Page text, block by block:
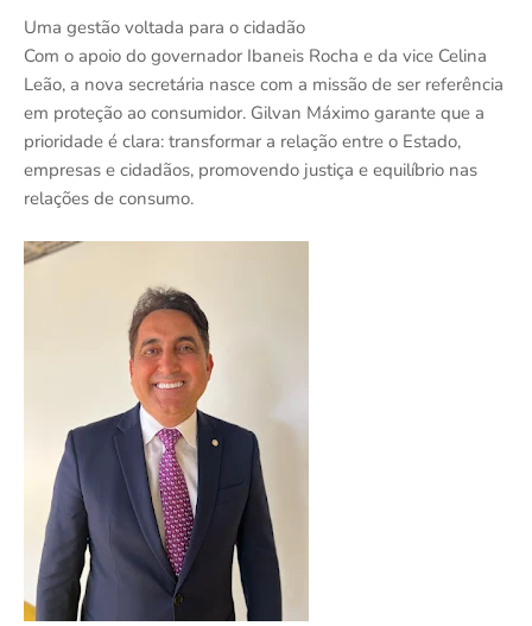
Uma gestão voltada para o cidadão
Com o apoio do governador Ibaneis Rocha e da vice Celina
Leão, a nova secretária nasce com a missão de ser referência
em proteção ao consumidor. Gilvan Máximo garante que a
prioridade é clara: transformar a relação entre o Estado,
empresas e cidadãos, promovendo justiça e equilíbrio nas
relações de consumo.